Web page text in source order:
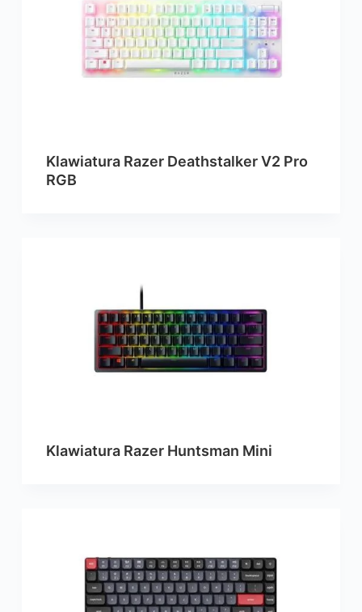
Klawiatura Razer Deathstalker V2 Pro
RGB
Klawiatura Razer Huntsman Mini